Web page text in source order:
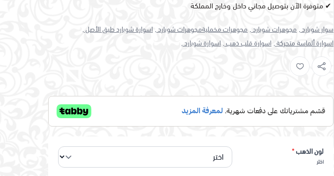
✔ متوفرة الآن بتوصيل مجاني داخل وخارج المملكة
سوار شوبارد , مجوهرات شوبارد , مجوهرات مخمليةمجوهرات شوبارد , اسوارة شوبارد طبق الأصل ,
اسوارة ألماسة متحركة , اسوارة قلب ذهب , اسوارة شوبارد ,
لون الذهب*
اختر